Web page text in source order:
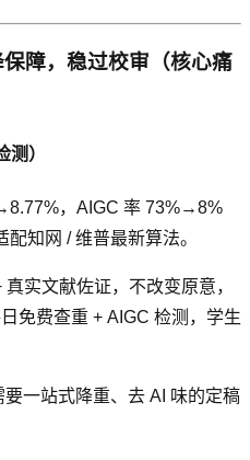
障，稳过校审（核心痛
）
，AIGC 率 73%→8%
知网 / 维普最新算法。
实文献佐证，不改变原意，
免费查重 + AIGC 检测，学生
一站式降重、去 AI 味的定稿